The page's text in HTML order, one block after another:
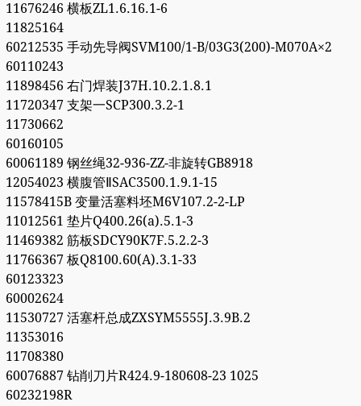
11676246 横板ZL1.6.16.1-6
11825164
60212535 手动先导阀SVM100/1-B/03G3(200)-M070A×2
60110243
11898456 右门焊装J37H.10.2.1.8.1
11720347 支架一SCP300.3.2-1
11730662
60160105
60061189 钢丝绳32-936-ZZ-非旋转GB8918
12054023 横腹管ⅡSAC3500.1.9.1-15
11578415B 变量活塞料坯M6V107.2-2-LP
11012561 垫片Q400.26(a).5.1-3
11469382 筋板SDCY90K7F.5.2.2-3
11766367 板Q8100.60(A).3.1-33
60123323
60002624
11530727 活塞杆总成ZXSYM5555J.3.9B.2
11353016
11708380
60076887 钻削刀片R424.9-180608-23 1025
60232198R